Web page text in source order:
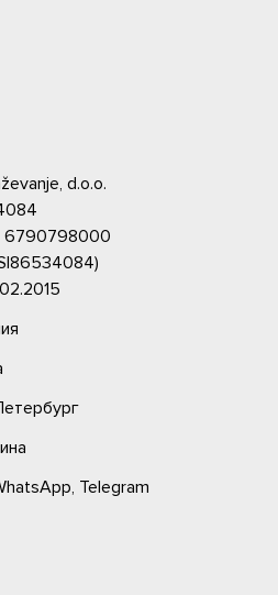
d.o.o.
6790798000
Telegram